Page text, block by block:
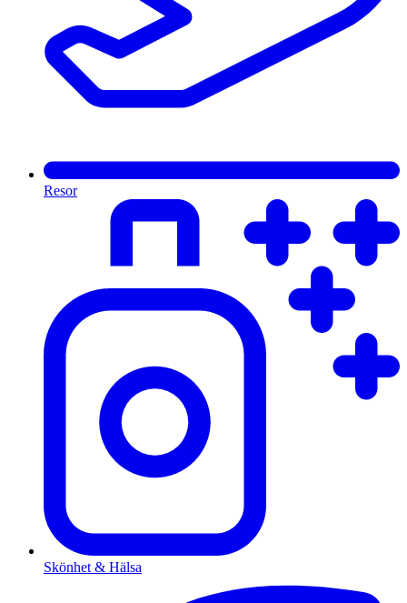
Resor
Skönhet & Hälsa